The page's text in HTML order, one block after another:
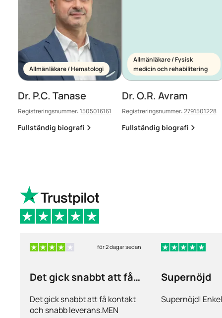
Allmänläkare / Hematologi
Dr. P.C. Tanase
Registreringsnummer:1505016161
Fullständig biografi
Allmänläkare / Fysisk
medicin och rehabilitering
Dr. O.R. Avram
Registreringsnummer:2791501228
Fullständig biografi
för 2 dagar sedan
Det gick snabbt att få
Det gick snabbt att få kontakt
och snabb leverans.MEN
Supernöjd
Supernöjd!